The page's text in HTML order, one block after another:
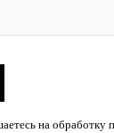
на обработку